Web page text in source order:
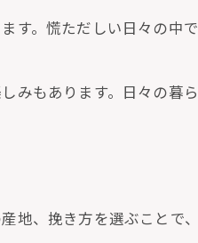
す。慌ただしい日々の中で
みもあります。日々の暮ら
地、挽き方を選ぶことで、